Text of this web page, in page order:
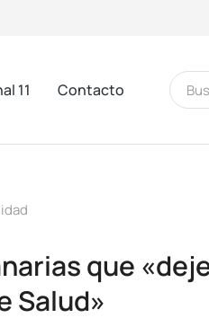
11 Contacto
que
Salud»